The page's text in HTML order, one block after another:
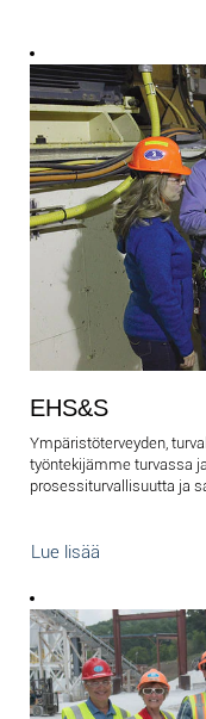
EHS&S
Ympäristöterveyden,
työntekijämme turvassa
prosessiturvallisuutta ja
Lue lisää